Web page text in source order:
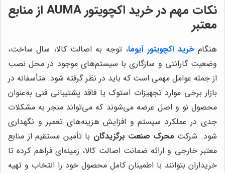
نکات مهم در خرید اکچویتور AUMA از منابع
معتبر
هنگامخرید اکچویتور آیوما، توجه به اصالت کالا، سال ساخت،
وضعیت گارانتی و سازگاری با سیستم‌های موجود در محل نصب
از جمله عوامل مهمی است که باید در نظر گرفته شود. متأسفانه در
بازار برخی موارد تجهیزات استوک یا فاقد پشتیبانی فنی به‌عنوان
محصول نو و اصل عرضه می‌شوند که می‌تواند منجر به مشکلات
جدی در عملکرد سیستم و افزایش هزینه‌های تعمیر و نگهداری
شود. شرکت محرک صنعت برگزیدگان با تأمین مستقیم از منابع
معتبر خارجی و ارائه ضمانت اصالت کالا، زمینه‌ای فراهم کرده تا
خریداران بتوانند با اطمینان کامل محصول خود را انتخاب و تهیه